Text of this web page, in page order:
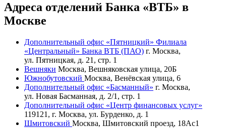
Адреса отделений Банка «ВТБ» в
Москве
Дополнительный офис «Пятницкий» Филиала
«Центральный» Банка ВТБ (ПАО) г. Москва,
ул. Пятницкая, д. 21, стр. 1
Вешняки Москва, Вешняковская улица, 20Б
Южнобутовский Москва, Венёвская улица, 6
Дополнительный офис «Басманный» г. Москва,
ул. Новая Басманная, д. 2/1, стр. 1
Дополнительный офис «Центр финансовых услуг»
119121, г. Москва, ул. Бурденко, д. 1
Шмитовский Москва, Шмитовский проезд, 18Ас1